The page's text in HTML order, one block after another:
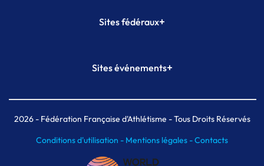
Sites fédéraux+
Plateforme Formation
Sites événements+
Meeting de Paris indoor
MAIF Ekiden de Paris
2026- Fédération Française d'Athlétisme - Tous Droits Réservés
Conditions d'utilisation - Mentions légales -Contacts